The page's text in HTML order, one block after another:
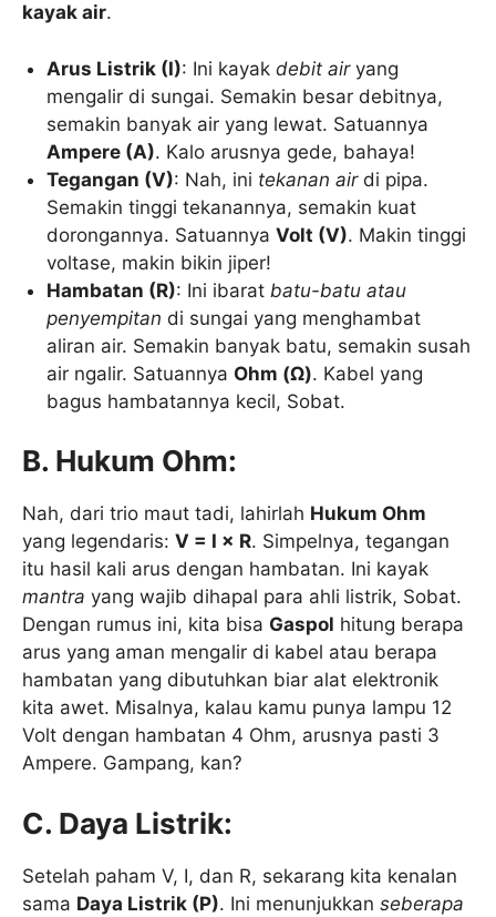
kayak air.
Arus Listrik (I): Ini kayakdebit airyang
mengalir di sungai. Semakin besar debitnya,
semakin banyak air yang lewat. Satuannya
Ampere (A). Kalo arusnya gede, bahaya!
Tegangan (V): Nah, ini tekanan airdi pipa.
Semakin tinggi tekanannya, semakin kuat
dorongannya. SatuannyaVolt (V). Makin tinggi
voltase, makin bikin jiper!
Hambatan (R): Ini ibarat batu-batu atau
penyempitan di sungai yang menghambat
aliran air. Semakin banyak batu, semakin susah
air ngalir. Satuannya Ohm (Ω). Kabel yang
bagus hambatannya kecil, Sobat.
B. Hukum Ohm:
Nah, dari trio maut tadi, lahirlah Hukum Ohm
yang legendaris: V = I × R. Simpelnya, tegangan
itu hasil kali arus dengan hambatan. Ini kayak
mantra yang wajib dihapal para ahli listrik, Sobat.
Dengan rumus ini, kita bisa Gaspol hitung berapa
arus yang aman mengalir di kabel atau berapa
hambatan yang dibutuhkan biar alat elektronik
kita awet. Misalnya, kalau kamu punya lampu 12
Volt dengan hambatan 4 Ohm, arusnya pasti 3
Ampere. Gampang, kan?
C. Daya Listrik:
Setelah paham V, I, dan R, sekarang kita kenalan
sama Daya Listrik (P). Ini menunjukkan seberapa